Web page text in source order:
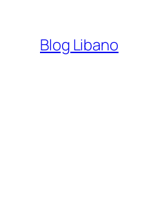
Blog Libano